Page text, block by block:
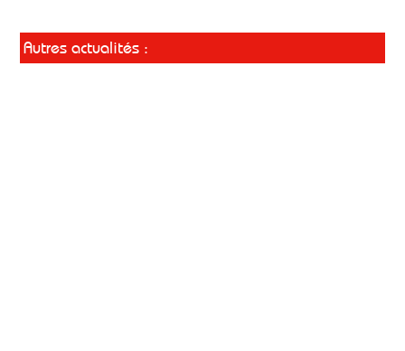
Autres actualités :